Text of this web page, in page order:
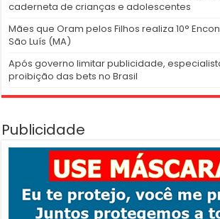
caderneta de crianças e adolescentes
Mães que Oram pelos Filhos realiza 10°
São Luís (MA)
Após governo limitar publicidade,
proibição das bets no Brasil
Publicidade